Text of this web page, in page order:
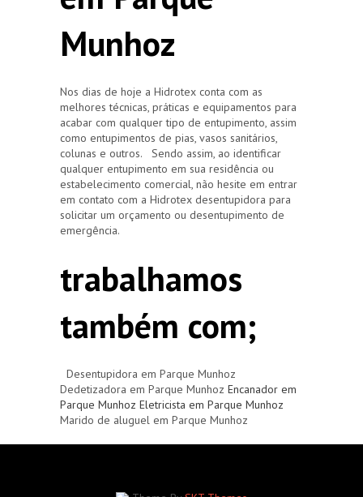
Munhoz
Nos dias de hoje a Hidrotex conta com as
melhores técnicas, práticas e equipamentos para
acabar com qualquer tipo de entupimento, assim
como entupimentos de pias, vasos sanitários,
colunas e outros. Sendo assim, ao identificar
qualquer entupimento em sua residência ou
estabelecimento comercial, não hesite em entrar
em contato com a Hidrotex desentupidora para
solicitar um orçamento ou desentupimento de
emergência.
trabalhamos
também com;
Desentupidora em Parque Munhoz
Dedetizadora em Parque Munhoz Encanador em
Parque Munhoz Eletricista em Parque Munhoz
Marido de aluguel em Parque Munhoz